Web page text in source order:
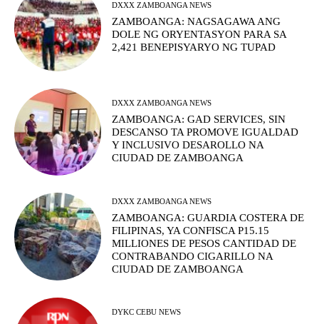
DXXX ZAMBOANGA NEWS
ZAMBOANGA: NAGSAGAWA ANG
DOLE NG ORYENTASYON PARA SA
2,421 BENEPISYARYO NG TUPAD
DXXX ZAMBOANGA NEWS
ZAMBOANGA: GAD SERVICES, SIN
DESCANSO TA PROMOVE IGUALDAD
Y INCLUSIVO DESAROLLO NA
CIUDAD DE ZAMBOANGA
DXXX ZAMBOANGA NEWS
ZAMBOANGA: GUARDIA COSTERA DE
FILIPINAS, YA CONFISCA P15.15
MILLIONES DE PESOS CANTIDAD DE
CONTRABANDO CIGARILLO NA
CIUDAD DE ZAMBOANGA
DYKC CEBU NEWS